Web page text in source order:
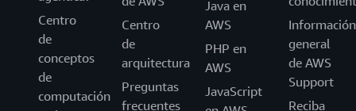
Centro
de
conceptos
de
computación
Centro
de
arquitectura
Preguntas
frecuentes
Java en
AWS
PHP en
AWS
JavaScript
Información
general
de AWS
Support
Reciba